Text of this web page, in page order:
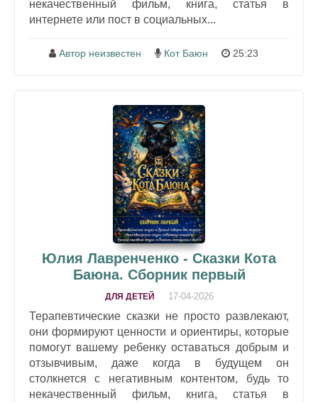
некачественный фильм, книга, статья в
интернете или пост в социальных...
Автор неизвестен Кот Баюн 25:23
Юлия Лавренченко - Сказки Кота
Баюна. Сборник первый
ДЛЯ ДЕТЕЙ 17-04-2026
Терапевтические сказки не просто развлекают,
они формируют ценности и ориентиры, которые
помогут вашему ребенку оставаться добрым и
отзывчивым, даже когда в будущем он
столкнется с негативным контентом, будь то
некачественный фильм, книга, статья в